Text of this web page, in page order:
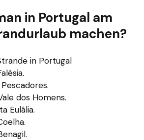
in Portugal am
machen?
in Portugal
dos Homens.
Eulália.